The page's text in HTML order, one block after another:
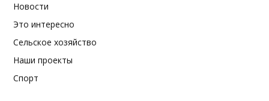
Новости
Это интересно
Сельское хозяйство
Наши проекты
Спорт